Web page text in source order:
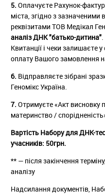
5. Оплачуєте Рахунок-
міста, згідно з зазначеними
реквізитами ТОВ Медікал
аналіз ДНК "батько-дитина".
Квитанції і чеки залишаєте
оплату Вашого замовлення
6. Відправляєте зібрані
Геномікс Україна.
7. Отримуєте «Акт висновку
материнство /
Вартість Набору для ДНК-
учасників: 50грн.
** — після закінчення
аналізу
Надсилання документів,